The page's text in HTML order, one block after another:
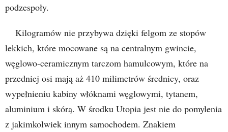
podzespoły.
Kilogramów nie przybywa dzięki felgom ze stopów
lekkich, które mocowane są na centralnym gwincie,
węglowo-ceramicznym tarczom hamulcowym, które na
przedniej osi mają aż 410 milimetrów średnicy, oraz
wypełnieniu kabiny włóknami węglowymi, tytanem,
aluminium i skórą. W środku Utopia jest nie do pomylenia
z jakimkolwiek innym samochodem. Znakiem